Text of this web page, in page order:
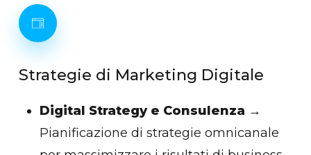
Strategie di Marketing Digitale
Digital Strategy e Consulenza →
Pianificazione di strategie omnicanale